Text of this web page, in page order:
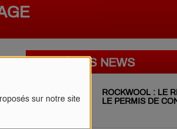
sur notre site
DERNIÈRES NEWS
ROCKWOOL : LE
LE PERMIS DE